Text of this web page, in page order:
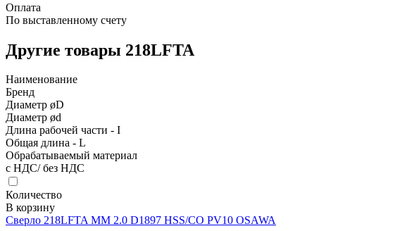
Оплата
По выставленному счету
Другие товары 218LFTA
Наименование
Бренд
Диаметр øD
Диаметр ød
Длина рабочей части - I
Общая длина - L
Обрабатываемый материал
с НДС/ без НДС
Количество
В корзину
Сверло 218LFTA MM 2.0 D1897 HSS/CO PV10 OSAWA